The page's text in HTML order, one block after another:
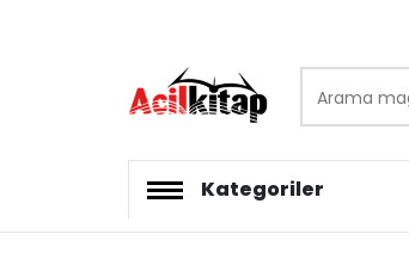
logo
Kategoriler